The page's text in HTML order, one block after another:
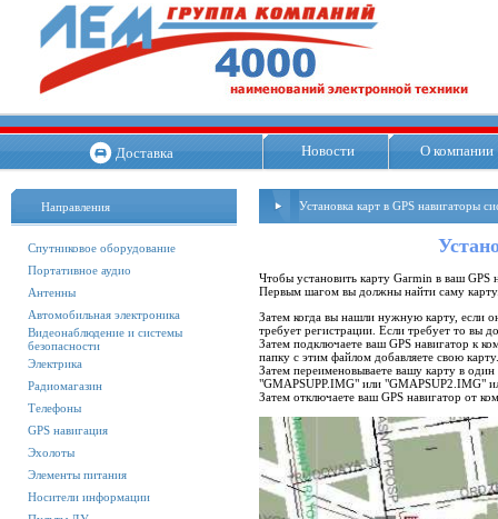
Доставка Новости О компании
Направления
Спутниковое оборудование
Портативное аудио
Антенны
Автомобильная электроника
Видеонаблюдение и системы
безопасности
Электрика
Радиомагазин
Телефоны
GPS навигация
Эхолоты
Элементы питания
Носители информации
Установка карт в GPS навигаторы
Чтобы установить карту Garmin в ваш GPS
Первым шагом вы должны найти саму
Затем когда вы нашли нужную карту, если
требует регистрации. Если требует то вы
Затем подключаете ваш GPS навигатор к
папку с этим файлом добавляете свою карту.
Затем переименовываете вашу карту в
"GMAPSUPP.IMG" или "GMAPSUP2.IMG"
Затем отключаете ваш GPS навигатор от